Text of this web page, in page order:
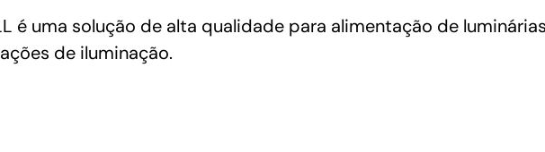
é uma solução de alta qualidade para alimentação de
de iluminação.